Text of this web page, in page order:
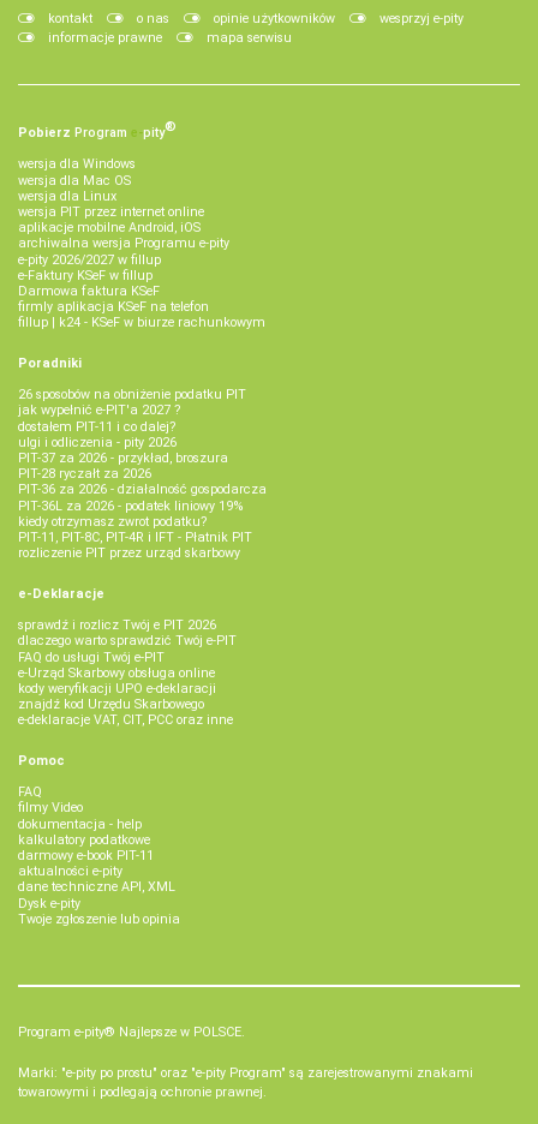
kontakt o nas opinie użytkowników
wesprzyj e-pity
informacje prawne
mapa serwisu
Pobierz Program e‑pity®
wersja dla Windows
wersja dla Mac OS
wersja dla Linux
wersja PIT przez internet online
aplikacje mobilne Android, iOS
archiwalna wersja Programu e-pity
e-pity 2026/2027 w fillup
e‑Faktury KSeF w fillup
Darmowa faktura KSeF
firmly aplikacja KSeF na telefon
fillup | k24 - KSeF w biurze rachunkowym
Poradniki
26 sposobów na obniżenie podatku PIT
jak wypełnić e-PIT'a 2027 ?
dostałem PIT-11 i co dalej?
ulgi i odliczenia - pity 2026
PIT-37 za 2026 - przykład, broszura
PIT-28 ryczałt za 2026
PIT-36 za 2026 - działalność gospodarcza
PIT-36L za 2026 - podatek liniowy 19%
kiedy otrzymasz zwrot podatku?
PIT-11, PIT-8C, PIT-4R i IFT - Płatnik PIT
rozliczenie PIT przez urząd skarbowy
e-Deklaracje
sprawdź i rozlicz Twój e PIT 2026
dlaczego warto sprawdzić Twój e-PIT
FAQ do usługi Twój e-PIT
e-Urząd Skarbowy obsługa online
kody weryfikacji UPO e-deklaracji
znajdź kod Urzędu Skarbowego
e-deklaracje VAT, CIT, PCC oraz inne
Pomoc
FAQ
filmy Video
dokumentacja - help
kalkulatory podatkowe
darmowy e-book PIT-11
aktualności e-pity
dane techniczne API, XML
Dysk e-pity
Twoje zgłoszenie lub opinia
Program e-pity® Najlepsze w POLSCE.
Marki: "e-pity po prostu" oraz "e-pity Program" są zarejestrowanymi znakami
towarowymi i podlegają ochronie prawnej.